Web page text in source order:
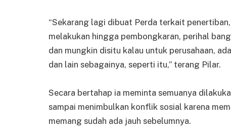
“Sekarang lagi dibuat Perda terkait
melakukan hingga pembongkaran, perihal
dan mungkin disitu kalau untuk perusahaan,
dan lain sebagainya, seperti itu,” terang Pilar.
Secara bertahap ia meminta semuanya
sampai menimbulkan konflik sosial karena
memang sudah ada jauh sebelumnya.